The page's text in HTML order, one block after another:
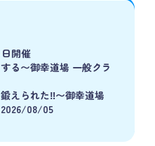
開催
る〜御幸道場 一般クラ
えられた‼️〜御幸道場
08/05